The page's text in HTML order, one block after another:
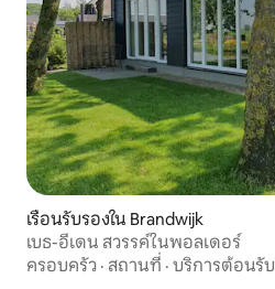
เรือนรับรองใน Brandwijk
เบธ-อีเดน สวรรค์ในพอลเดอร์
ครอบครัว · สถานที่ · บริการต้อนรับ